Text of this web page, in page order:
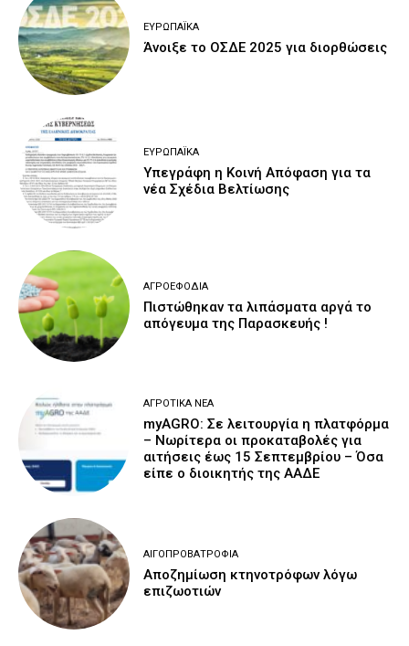
ΕΥΡΩΠΑΪΚΆ
Άνοιξε το ΟΣΔΕ 2025 για διορθώσεις
ΕΥΡΩΠΑΪΚΆ
Υπεγράφη η Κοινή Απόφαση για τα
νέα Σχέδια Βελτίωσης
ΑΓΡΟΕΦΌΔΙΑ
Πιστώθηκαν τα λιπάσματα αργά το
απόγευμα της Παρασκευής !
ΑΓΡΟΤΙΚΆ ΝΈΑ
myAGRO: Σε λειτουργία η πλατφόρμα
– Νωρίτερα οι προκαταβολές για
αιτήσεις έως 15 Σεπτεμβρίου – Όσα
είπε ο διοικητής της ΑΑΔΕ
ΑΙΓΟΠΡΟΒΑΤΡΟΦΊΑ
Αποζημίωση κτηνοτρόφων λόγω
επιζωοτιών